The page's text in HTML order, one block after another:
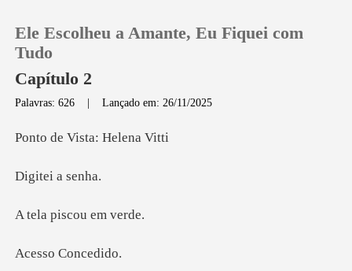
Histórico
Sair
Ele Escolheu a Amante, Eu Fiquei com
Tudo
Capítulo 2
Palavras: 626 |Lançado em: 26/11/2025
Vista: He
ei a
piscou
o Con